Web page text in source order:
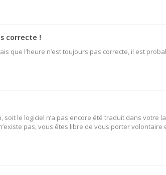
correcte !
que l’heure n’est toujours pas correcte, il est
le logiciel n’a pas encore été traduit dans
pas, vous êtes libre de vous porter